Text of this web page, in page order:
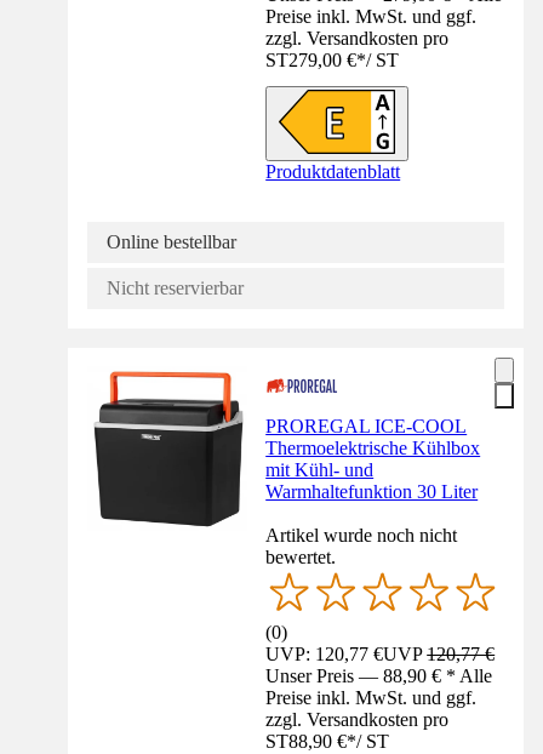
Preise inkl. MwSt. und ggf.
zzgl. Versandkosten pro
ST279,00 €*/ ST
Produktdatenblatt
Online bestellbar
Nicht reservierbar
PROREGAL ICE-COOL
Thermoelektrische Kühlbox
mit Kühl- und
Warmhaltefunktion 30 Liter
Artikel wurde noch nicht
bewertet.
(0)
UVP: 120,77 €UVP120,77 €
Unser Preis — 88,90 € * Alle
Preise inkl. MwSt. und ggf.
zzgl. Versandkosten pro
ST88,90 €*/ ST